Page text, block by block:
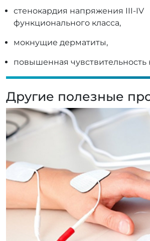
стенокардия напряжения III-IV
функционального класса,
мокнущие дерматиты,
повышенная чувствительность
Другие полезные